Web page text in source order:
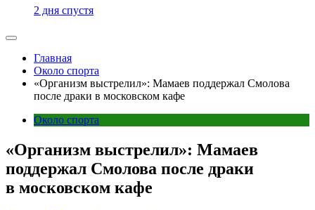
2 дня спустя
Главная
Около спорта
«Организм выстрелил»: Мамаев поддержал Смолова
после драки в московском кафе
Около спорта
«Организм выстрелил»: Мамаев
поддержал Смолова после драки
в московском кафе